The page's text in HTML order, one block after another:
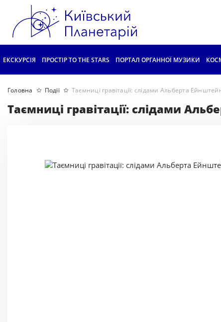
ЕКСКУРСІЯ ПРОСТІР TO THE STARS ПОРТАЛ ОРГАННОЇ МУЗИКИ
Головна Події Таємниці гравітації: слідами Альберта
Таємниці гравітації: слідами